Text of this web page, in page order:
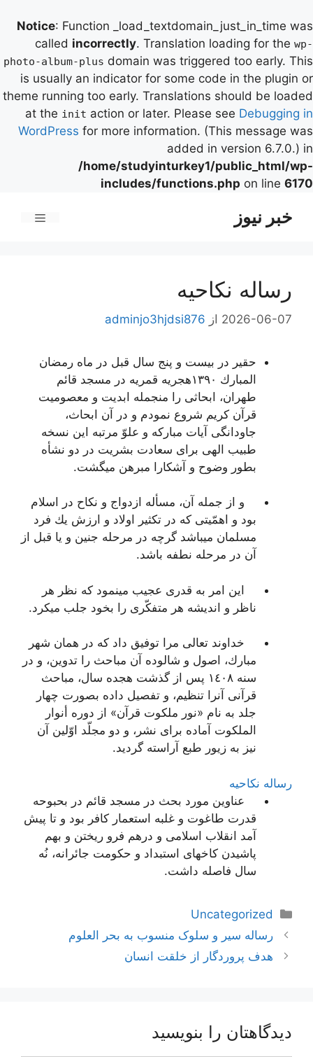
Notice: Function _load_textdomain_just_in_time was
called incorrectly. Translation loading for the wp-
photo-album-plus domain was triggered too early. This
is usually an indicator for some code in the plugin or
theme running too early. Translations should be loaded
at the init action or later. Please see Debugging in
WordPress for more information. (This message was
added in version 6.7.0.) in
/home/studyinturkey1/public_html/wp-
includes/functions.php on line 6170
خبر نیوز
رساله نکاحیه
2026-06-07 از adminjo3hjdsi876
حقیر در بیست و پنج سال قبل در ماه رمضان
المبارك ١٣٩٠هجریه قمریه در مسجد قائم
طهران، ابحاثى را منجمله ابدیت و معصومیت
قرآن كریم شروع نمودم و در آن ابحاث،
جاودانگى آیات مباركه و علوّ مرتبه این نسخه
طبیب الهى براى سعادت بشریت در دو نشأه
بطور وضوح و آشكارا مبرهن میگشت.
و از جمله آن، مسأله ازدواج و نكاح در اسلام
بود و اهمّیتى كه در تكثیر اولاد و ارزش یك فرد
مسلمان میباشد گرچه در مرحله جنین و یا قبل از
آن در مرحله نطفه باشد.
این امر به قدرى عجیب مینمود كه نظر هر
ناظر و اندیشه هر متفكّرى را بخود جلب میكرد.
خداوند تعالى مرا توفیق داد كه در همان شهر
مبارك، اصول و شالوده آن مباحث را تدوین، و در
سنه ١٤٠٨ پس از گذشت هجده سال، مباحث
قرآنى آنرا تنظیم، و تفصیل داده بصورت چهار
جلد به نام‌ «نور ملکوت قرآن» از دوره‌ أنوار
الملکوت‌ آماده براى نشر، و دو مجلّد اوّلین آن
نیز به زیور طبع آراسته گردید.
رساله نکاحیه
عناوین مورد بحث در مسجد قائم در بحبوحه
قدرت طاغوت و غلبه استعمار كافر بود و تا پیش
آمد انقلاب اسلامى و درهم فرو ریختن و بهم
پاشیدن كاخهاى استبداد و حكومت جائرانه، نُه
سال فاصله داشت.
دسته‌ها
Uncategorized
ناوبری
نوشته‌ها
رساله سیر و سلوک منسوب به بحر العلوم
هدف پروردگار از خلقت انسان
دیدگاهتان را بنویسید